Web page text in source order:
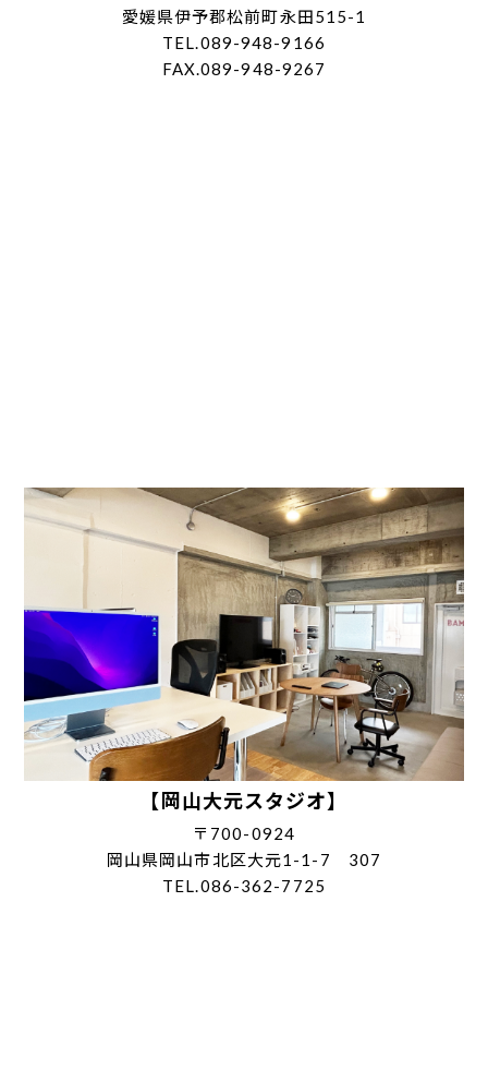
愛媛県伊予郡松前町永田515-1
TEL.089-948-9166
FAX.089-948-9267
【岡山大元スタジオ】
〒700-0924
岡山県岡山市北区大元1-1-7 307
TEL.086-362-7725